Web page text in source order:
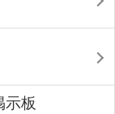
示板